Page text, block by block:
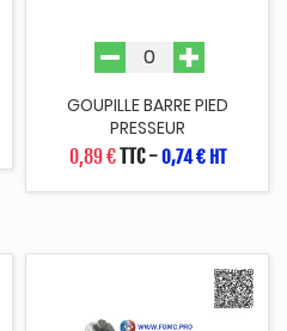
GOUPILLE BARRE PIED
PRESSEUR
0,89 €TTC-0,74 € HT